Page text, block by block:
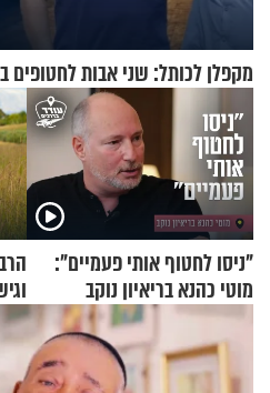
מקפלן לכותל: שני אבות
"ניסו לחטוף אותי פעמיים":
מוטי כהנא בריאיון נוקב